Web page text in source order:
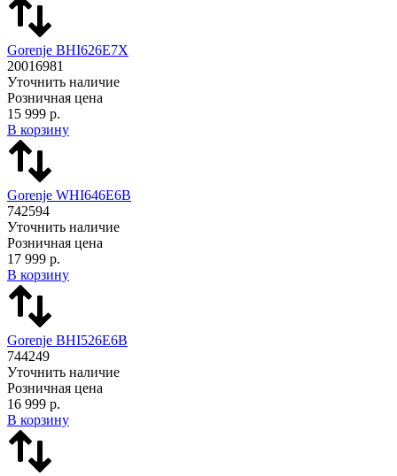
Gorenje BHI626E7X
20016981
Уточнить наличие
Розничная цена
15 999 р.
В корзину
Gorenje WHI646E6B
742594
Уточнить наличие
Розничная цена
17 999 р.
В корзину
Gorenje BHI526E6B
744249
Уточнить наличие
Розничная цена
16 999 р.
В корзину